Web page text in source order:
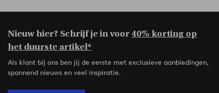
Nieuw hier? Schrijf je in voor40% korting op
het duurste artikel*
Als klant bij ons ben jij de eerste met exclusieve aanbiedingen,
spannend nieuws en veel inspiratie.